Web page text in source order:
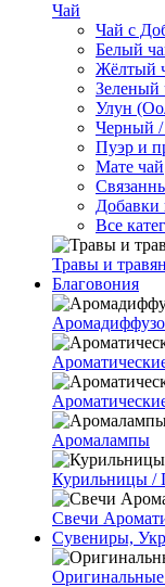
Чай
Чай с
Белый
Жёлтый
Зеленый
Улун
Черный /
Пуэр и
Мате чай
Добавки
Все
Травы и
Благовония
Аромалампы
Курильницы /
Свечи
Сувениры,